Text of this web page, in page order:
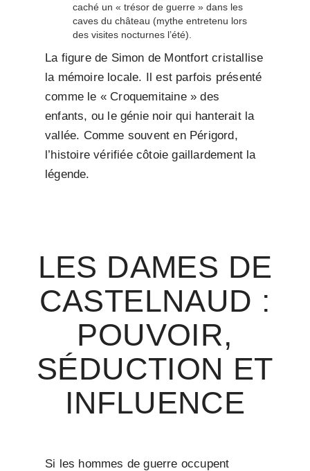
caché un « trésor de guerre » dans les
caves du château (mythe entretenu lors
des visites nocturnes l’été).
La figure de Simon de Montfort cristallise
la mémoire locale. Il est parfois présenté
comme le « Croquemitaine » des
enfants, ou le génie noir qui hanterait la
vallée. Comme souvent en Périgord,
l’histoire vérifiée côtoie gaillardement la
légende.
LES DAMES DE
CASTELNAUD :
POUVOIR,
SÉDUCTION ET
INFLUENCE
Si les hommes de guerre occupent